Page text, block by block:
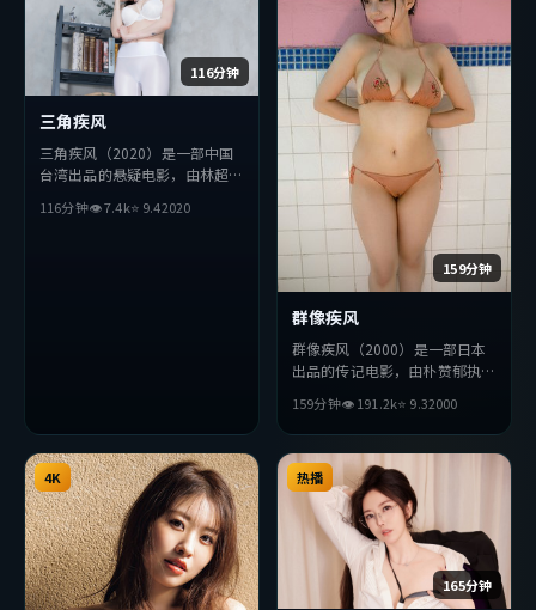
116分钟
三角疾风
三角疾风（2020）是一部中国
台湾出品的悬疑电影，由林超贤
求等主演。影片在叙事与视听上
116分钟👁7.4k⭐ 9.42020
159分钟
群像疾风
群像疾风（2000）是一部日本
出品的传记电影，由朴赞郁执
墨菲等主演。影片在叙事与视听
上力求突破，探讨人性与抉择，
节奏张弛有度，适合喜欢该类型
的观众完整观看。
159分钟👁191.2k⭐ 9.32000
4K
165分钟
热播